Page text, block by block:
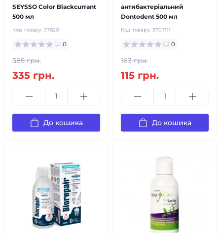
SEYSSO Color Blackcurrant
500 мл
Код товару: 37820
0
385 грн.
335 грн.
До кошика
антибактеріальний
Dontodent 500 мл
Код товару: 3707111
0
163 грн.
115 грн.
До кошика